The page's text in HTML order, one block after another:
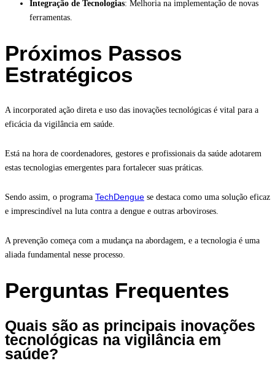
Integração de Tecnologias: Melhoria na implementação de novas
ferramentas.
Próximos Passos
Estratégicos
A incorporated ação direta e uso das inovações tecnológicas é vital para a
eficácia da vigilância em saúde.
Está na hora de coordenadores, gestores e profissionais da saúde adotarem
estas tecnologias emergentes para fortalecer suas práticas.
Sendo assim, o programa TechDengue se destaca como uma solução eficaz
e imprescindível na luta contra a dengue e outras arboviroses.
A prevenção começa com a mudança na abordagem, e a tecnologia é uma
aliada fundamental nesse processo.
Perguntas Frequentes
Quais são as principais inovações
tecnológicas na vigilância em
saúde?